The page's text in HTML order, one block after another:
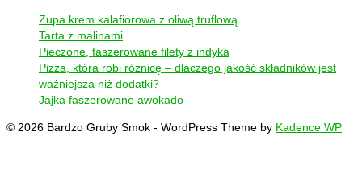
Zupa krem kalafiorowa z oliwą truflową
Tarta z malinami
Pieczone, faszerowane filety z indyka
Pizza, która robi różnicę – dlaczego jakość składników jest
ważniejsza niż dodatki?
Jajka faszerowane awokado
© 2026 Bardzo Gruby Smok - WordPress Theme by Kadence WP